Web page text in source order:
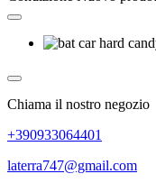
Chiama il nostro negozio
+390933064401
laterra747@gmail.com